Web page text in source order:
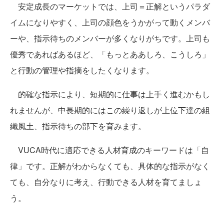
安定成長のマーケットでは、上司＝正解というパラダ
イムになりやすく、上司の顔色をうかがって動くメンバ
ーや、指示待ちのメンバーが多くなりがちです。上司も
優秀であればあるほど、「もっとああしろ、こうしろ」
と行動の管理や指摘をしたくなります。
的確な指示により、短期的に仕事は上手く進むかもし
れませんが、中長期的にはこの繰り返しが上位下達の組
織風土、指示待ちの部下を育みます。
VUCA時代に適応できる人材育成のキーワードは「自
律」です。正解がわからなくても、具体的な指示がなく
ても、自分なりに考え、行動できる人材を育てましょ
う。